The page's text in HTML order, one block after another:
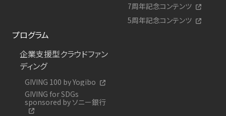
7周年記念コンテンツ
5周年記念コンテンツ
プログラム
企業支援型クラウドファン
ディング
GIVING 100 by Yogibo
GIVING for SDGs
sponsored by ソニー銀行